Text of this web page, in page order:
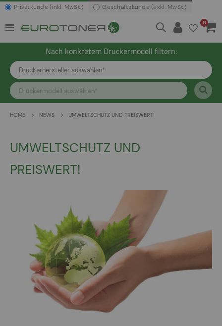
Privatkunde (inkl. MwSt.) Geschäftskunde (exkl. MwSt.)
Navigation
0Artikel
Nach konkretem Druckermodell filtern:
HOME NEWS UMWELTSCHUTZ UND PREISWERT!
UMWELTSCHUTZ UND
PREISWERT!